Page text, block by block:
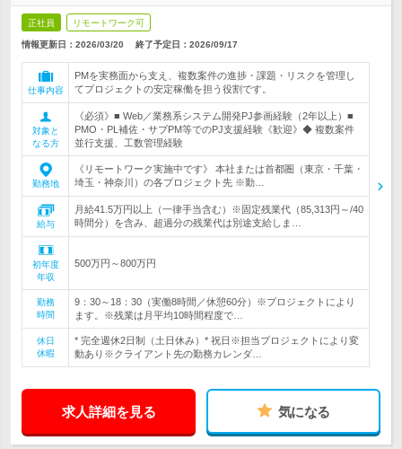
正社員 リモートワーク可
情報更新日：2026/03/20 終了予定日： 2026/09/17
仕事内容
PMを実務面から支え、複数案件の進捗・課題・リスクを管理し
てプロジェクトの安定稼働を担う役割です。
対象と
なる方
《必須》■ Web／業務系システム開発PJ参画経験（2年以上）■
PMO・PL補佐・サブPM等でのPJ支援経験《歓迎》◆ 複数案件
並行支援、工数管理経験
勤務地
《リモートワーク実施中です》 本社または首都圏（東京・千葉・
埼玉・神奈川）の各プロジェクト先 ※勤…
給与
月給41.5万円以上（一律手当含む）※固定残業代（85,313円～/40
時間分）を含み、超過分の残業代は別途支給しま…
初年度
年収
500万円～800万円
勤務
時間
9：30～18：30（実働8時間／休憩60分）※プロジェクトにより
ます。※残業は月平均10時間程度で…
休日
休暇
* 完全週休2日制（土日休み）* 祝日※担当プロジェクトにより変
動あり※クライアント先の勤務カレンダ…
求人詳細を見る 気になる